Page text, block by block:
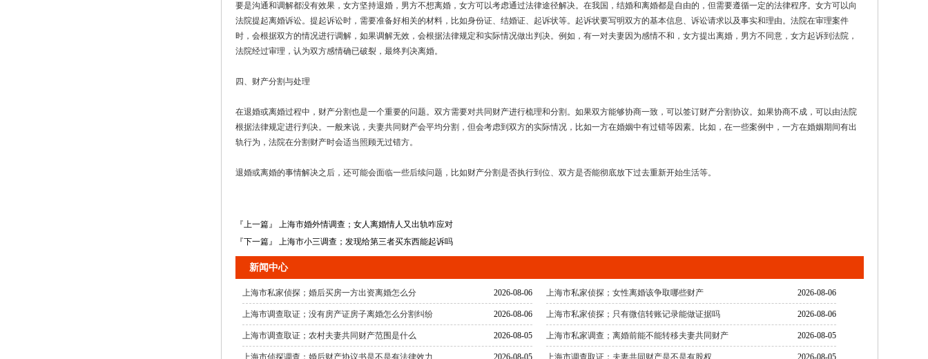
要是沟通和调解都没有效果，女方坚持退婚，男方不想离婚，女方可以考虑通过法律途径解决。在我国，结婚和离婚都是自由的，但需要遵循一定的法律程序。女方可以向
法院提起离婚诉讼。提起诉讼时，需要准备好相关的材料，比如身份证、结婚证、起诉状等。起诉状要写明双方的基本信息、诉讼请求以及事实和理由。法院在审理案件
时，会根据双方的情况进行调解，如果调解无效，会根据法律规定和实际情况做出判决。例如，有一对夫妻因为感情不和，女方提出离婚，男方不同意，女方起诉到法院，
法院经过审理，认为双方感情确已破裂，最终判决离婚。
四、财产分割与处理
在退婚或离婚过程中，财产分割也是一个重要的问题。双方需要对共同财产进行梳理和分割。如果双方能够协商一致，可以签订财产分割协议。如果协商不成，可以由法院
根据法律规定进行判决。一般来说，夫妻共同财产会平均分割，但会考虑到双方的实际情况，比如一方在婚姻中有过错等因素。比如，在一些案例中，一方在婚姻期间有出
轨行为，法院在分割财产时会适当照顾无过错方。
退婚或离婚的事情解决之后，还可能会面临一些后续问题，比如财产分割是否执行到位、双方是否能彻底放下过去重新开始生活等。
『上一篇』 上海市婚外情调查；女人离婚情人又出轨咋应对
『下一篇』 上海市小三调查；发现给第三者买东西能起诉吗
新闻中心
2026-08-06
上海市私家侦探；婚后买房一方出资离婚怎么分 2026-08-06
上海市私家侦探；女性离婚该争取哪些财产
2026-08-06
上海市调查取证；没有房产证房子离婚怎么分割纠纷 2026-08-06
上海市私家侦探；只有微信转账记录能做证据吗
2026-08-05
上海市调查取证；农村夫妻共同财产范围是什么 2026-08-05
上海市私家调查；离婚前能不能转移夫妻共同财产
2026-08-05
上海市侦探调查；婚后财产协议书是不是有法律效力 2026-08-05
上海市调查取证；夫妻共同财产是不是有股权